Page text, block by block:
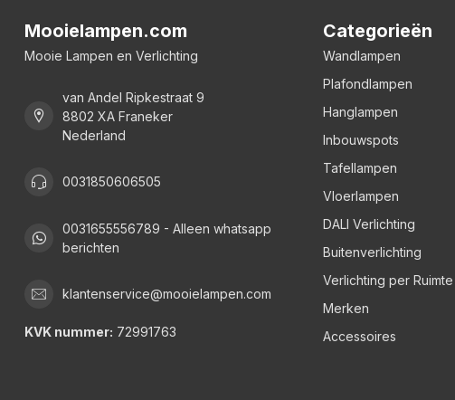
Mooielampen.com
Mooie Lampen en Verlichting
van Andel Ripkestraat 9
8802 XA Franeker
Nederland
0031850606505
0031655556789 - Alleen whatsapp
berichten
klantenservice@mooielampen.com
KVK nummer: 72991763
Categorieën
Wandlampen
Plafondlampen
Hanglampen
Inbouwspots
Tafellampen
Vloerlampen
DALI Verlichting
Buitenverlichting
Verlichting per Ruimte
Merken
Accessoires